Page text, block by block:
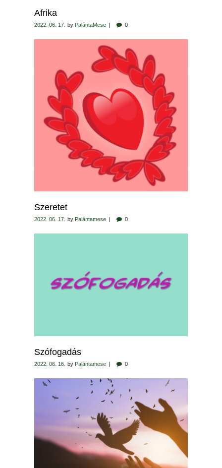
Afrika
2022. 06. 17. by PalántaMese 0
Szeretet
2022. 06. 17. by Palántamese 0
Szófogadás
2022. 06. 16. by Palántamese 0